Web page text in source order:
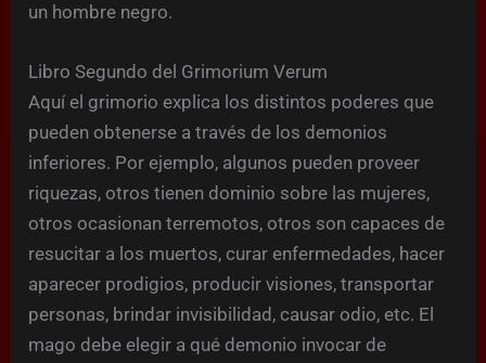
un hombre negro.
Libro Segundo del Grimorium Verum
Aquí el grimorio explica los distintos poderes que
pueden obtenerse a través de los demonios
inferiores. Por ejemplo, algunos pueden proveer
riquezas, otros tienen dominio sobre las mujeres,
otros ocasionan terremotos, otros son capaces de
resucitar a los muertos, curar enfermedades, hacer
aparecer prodigios, producir visiones, transportar
personas, brindar invisibilidad, causar odio, etc. El
mago debe elegir a qué demonio invocar de